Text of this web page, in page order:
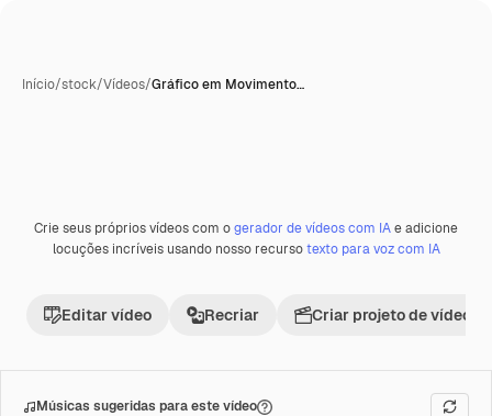
Início/stock/Vídeos/Gráfico em Movimento…
Crie seus próprios vídeos com ogerador de vídeos com IAe adicione
locuções incríveis usando nosso recursotexto para voz com IA
Editar vídeo Recriar Criar projeto de vídeo
Músicas sugeridas para este vídeo